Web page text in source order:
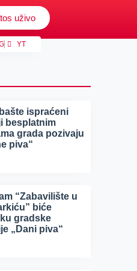
uživo
YT
ispraćeni
besplatnim
grada pozivaju
piva“
“Zabavilište u
biće
gradske
„Dani piva“